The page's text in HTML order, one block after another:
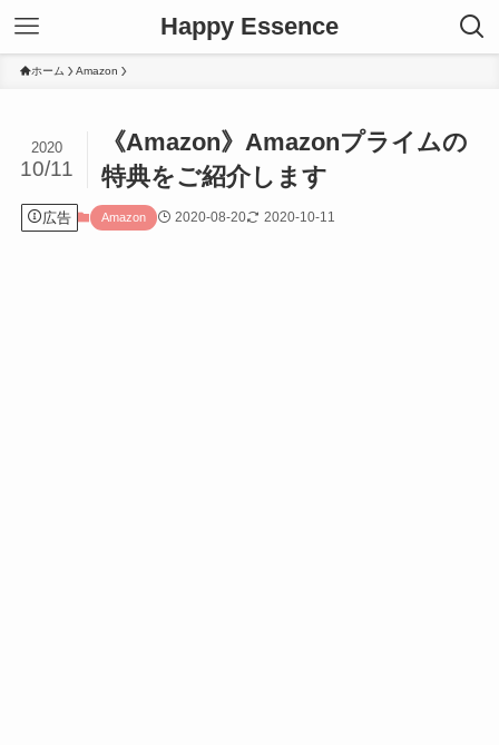
Happy Essence
ホーム Amazon
《Amazon》Amazonプライムの
特典をご紹介します
2020
10/11
広告 Amazon 2020-08-20 2020-10-11